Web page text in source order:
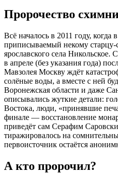
Пророчество
Всё началось в 2011 году, когда
приписываемый некому
ярославского села Никольское.
в апреле (без указания года)
Мавзолея Москву ждёт
солёные воды, а вместе с ней
Воронежская области и даже
описывались жуткие детали:
Востока, люди, «принявшие
финале — восстановление
приведёт сам Серафим
тиражировалось на
первоисточник остаётся
А кто пророчил?